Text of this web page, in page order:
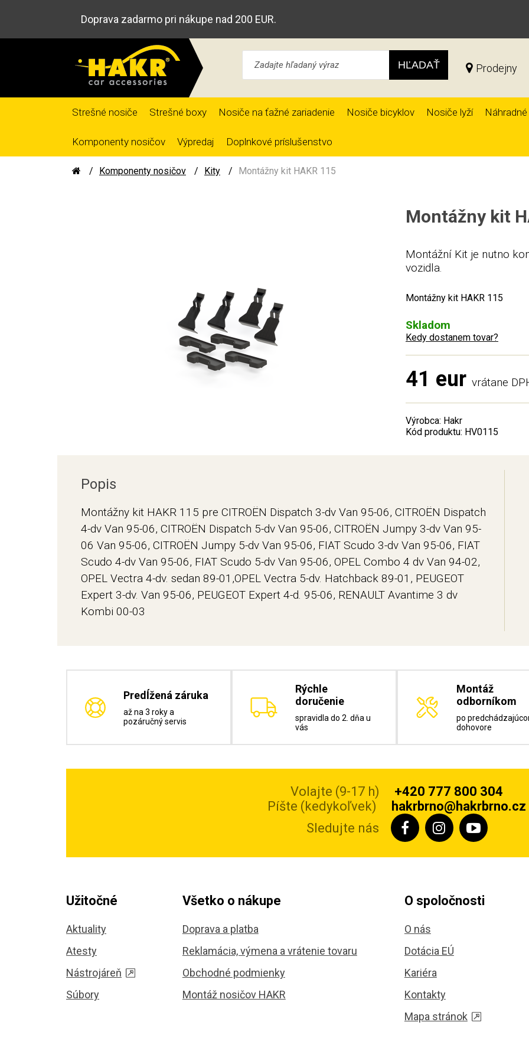
Doprava zadarmo pri nákupe nad 200 EUR.
HĽADAŤ Prodejny
Strešné nosiče Strešné boxy Nosiče na ťažné zariadenie Nosiče bicyklov Nosiče lyží
Komponenty nosičov Výpredaj Doplnkové príslušenstvo
Komponenty nosičov Kity Montážny kit HAKR 115
Montážny kit
Montážní Kit je nutno
vozidla.
Montážny kit HAKR 115
Skladom
Kedy dostanem tovar?
41 eur vrátane
Výrobca: Hakr
Kód produktu: HV0115
Popis
Montážny kit HAKR 115 pre CITROËN Dispatch 3-dv Van 95-06, CITROËN Dispatch
4-dv Van 95-06, CITROËN Dispatch 5-dv Van 95-06, CITROËN Jumpy 3-dv Van 95-
06 Van 95-06, CITROËN Jumpy 5-dv Van 95-06, FIAT Scudo 3-dv Van 95-06, FIAT
Scudo 4-dv Van 95-06, FIAT Scudo 5-dv Van 95-06, OPEL Combo 4 dv Van 94-02,
OPEL Vectra 4-dv. sedan 89-01,OPEL Vectra 5-dv. Hatchback 89-01, PEUGEOT
Expert 3-dv. Van 95-06, PEUGEOT Expert 4-d. 95-06, RENAULT Avantime 3 dv
Kombi 00-03
Predĺžená záruka
až na 3 roky a
pozáručný servis
Rýchle
doručenie
spravidla do 2. dňa u
vás
Montáž
odborníkom
po
dohovore
Volajte (9-17 h)
+420 777 800 304
Píšte (kedykoľvek)
hakrbrno@hakrbrno.cz
Sledujte nás
Užitočné
Aktuality
Atesty
Nástrojáreň
Súbory
Všetko o nákupe
Doprava a platba
Reklamácia, výmena a vrátenie tovaru
Obchodné podmienky
Montáž nosičov HAKR
O spoločnosti
O nás
Dotácia EÚ
Kariéra
Kontakty
Mapa stránok